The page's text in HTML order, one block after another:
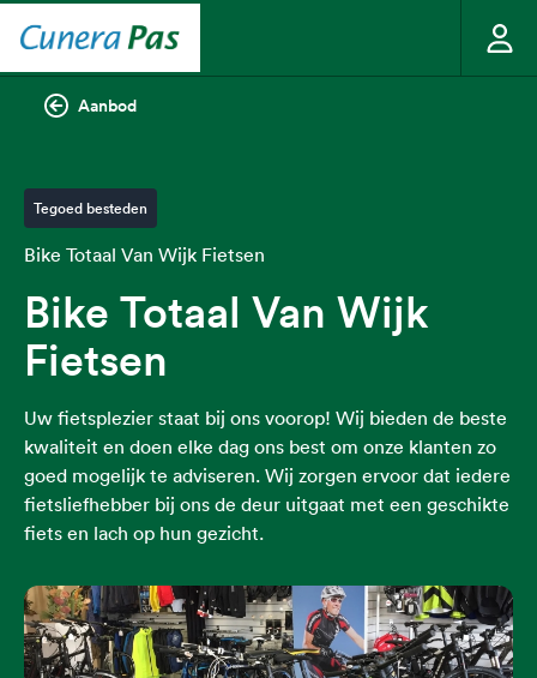
Aanbod
Tegoed besteden
Bike Totaal Van Wijk Fietsen
Bike Totaal Van Wijk
Fietsen
Uw fietsplezier staat bij ons voorop! Wij bieden de beste
kwaliteit en doen elke dag ons best om onze klanten zo
goed mogelijk te adviseren. Wij zorgen ervoor dat iedere
fietsliefhebber bij ons de deur uitgaat met een geschikte
fiets en lach op hun gezicht.